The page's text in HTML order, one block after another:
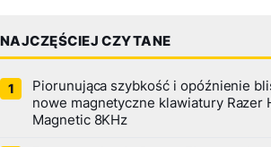
NAJCZĘŚCIEJ CZYTANE
Piorunująca szybkość i opóźnienie
nowe magnetyczne klawiatury Razer
Magnetic 8KHz